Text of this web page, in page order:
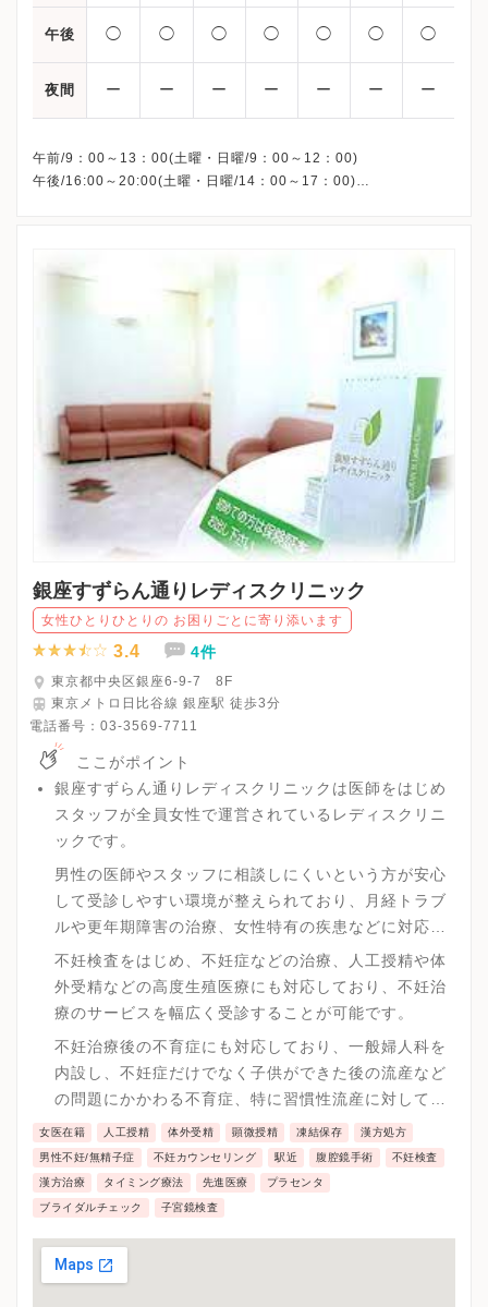
午後 ◯ ◯ ◯ ◯ ◯ ◯ ◯
夜間 ー ー ー ー ー ー ー
午前/9：00～13：00(土曜・日曜/9：00～12：00)
午後/16:00～20:00(土曜・日曜/14：00～17：00)
銀座すずらん通りレディスクリニック
女性ひとりひとりの お困りごとに寄り添います
3.4 4件
東京都中央区銀座6-9-7 8F
東京メトロ日比谷線 銀座駅 徒歩3分
電話番号： 03-3569-7711
ここがポイント
銀座すずらん通りレディスクリニックは医師をはじめ
スタッフが全員女性で運営されているレディスクリニ
ックです。
男性の医師やスタッフに相談しにくいという方が安心
して受診しやすい環境が整えられており、月経トラブ
ルや更年期障害の治療、女性特有の疾患などに対応し
ており女性のトータルケアを実践しています。
不妊検査をはじめ、不妊症などの治療、人工授精や体
外受精などの高度生殖医療にも対応しており、不妊治
療のサービスを幅広く受診することが可能です。
不妊治療後の不育症にも対応しており、一般婦人科を
内設し、不妊症だけでなく子供ができた後の流産など
の問題にかかわる不育症、特に習慣性流産に対して改
善を取り組んでいます。
女医在籍 人工授精 体外受精 顕微授精 凍結保存 漢方処方
男性不妊/無精子症 不妊カウンセリング 駅近 腹腔鏡手術 不妊検査
漢方治療 タイミング療法 先進医療 プラセンタ
ブライダルチェック 子宮鏡検査